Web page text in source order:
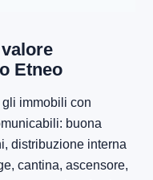
Etneo
gli immobili con
buona
distribuzione interna
cantina, ascensore,